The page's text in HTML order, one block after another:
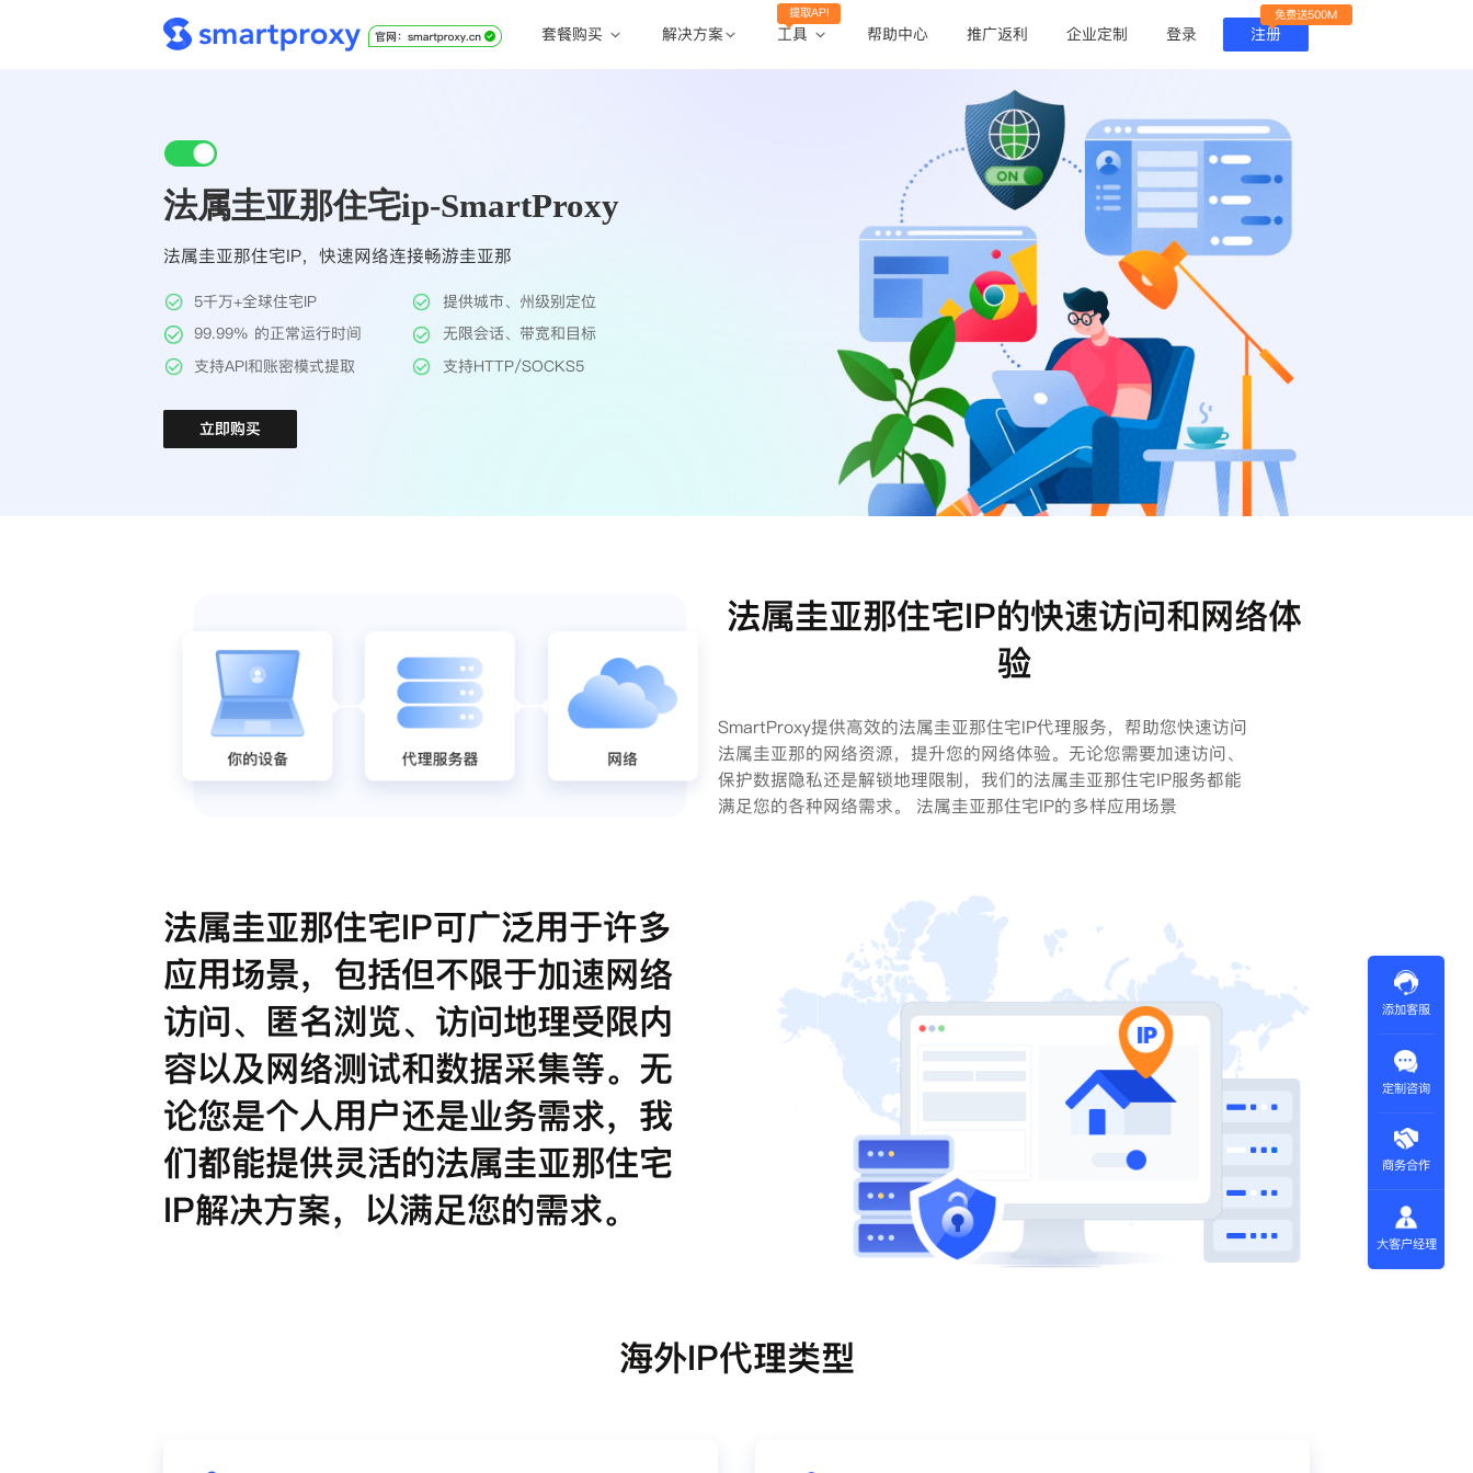
套餐购买 解决方案 工具
提取API
帮助中心 推广返利 企业定制 登录 注册
免费送500M
法属圭亚那住宅ip-SmartProxy
法属圭亚那住宅IP，快速网络连接畅游圭亚那
5千万+全球住宅IP
提供城市、州级别定位
99.99% 的正常运行时间
无限会话、带宽和目标
支持API和账密模式提取
支持HTTP/SOCKS5
立即购买
法属圭亚那住宅IP的快速访问和网络体
验
SmartProxy提供高效的法属圭亚那住宅IP代理服务，帮助您快速访问
法属圭亚那的网络资源，提升您的网络体验。无论您需要加速访问、
保护数据隐私还是解锁地理限制，我们的法属圭亚那住宅IP服务都能
满足您的各种网络需求。 法属圭亚那住宅IP的多样应用场景
法属圭亚那住宅IP可广泛用于许多
应用场景，包括但不限于加速网络
访问、匿名浏览、访问地理受限内
容以及网络测试和数据采集等。无
论您是个人用户还是业务需求，我
们都能提供灵活的法属圭亚那住宅
IP解决方案，以满足您的需求。
海外IP代理类型
添加客服
定制咨询
商务合作
大客户经理